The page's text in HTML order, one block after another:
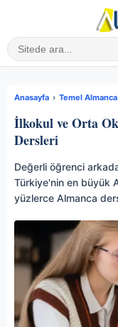
Sitede ara
Anasayfa › Temel
İlkokul ve Orta
Dersleri
Değerli öğrenci
Türkiye'nin en büyük
yüzlerce Almanca